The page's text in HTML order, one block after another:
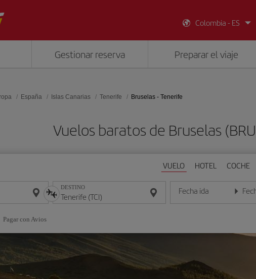
Colombia - ES
Gestionar reserva Preparar el viaje
España Islas Canarias Tenerife Bruselas - Tenerife
Vuelos baratos de Bruselas
VUELO HOTEL COCHE
DESTINO Fecha ida
Introduce la fecha en
Pagar con Avios